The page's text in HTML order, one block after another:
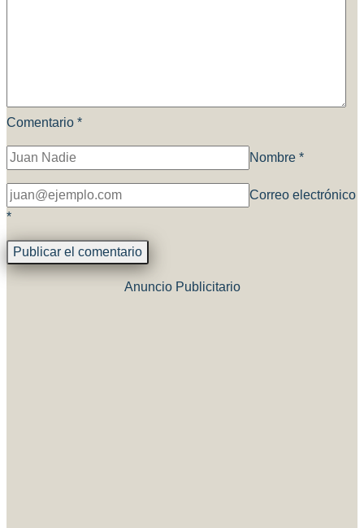
Comentario *
Nombre *
Correo electrónico
*
Anuncio Publicitario